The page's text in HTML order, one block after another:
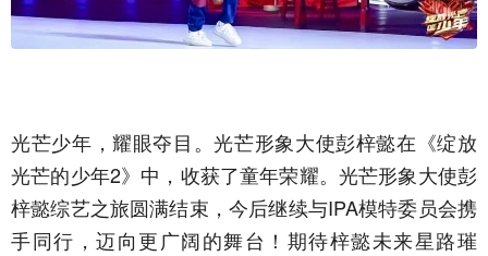
光芒少年，耀眼夺目。光芒形象大使彭梓懿在《绽放
光芒的少年2》中，收获了童年荣耀。光芒形象大使彭
梓懿综艺之旅圆满结束，今后继续与IPA模特委员会携
手同行，迈向更广阔的舞台！期待梓懿未来星路璀